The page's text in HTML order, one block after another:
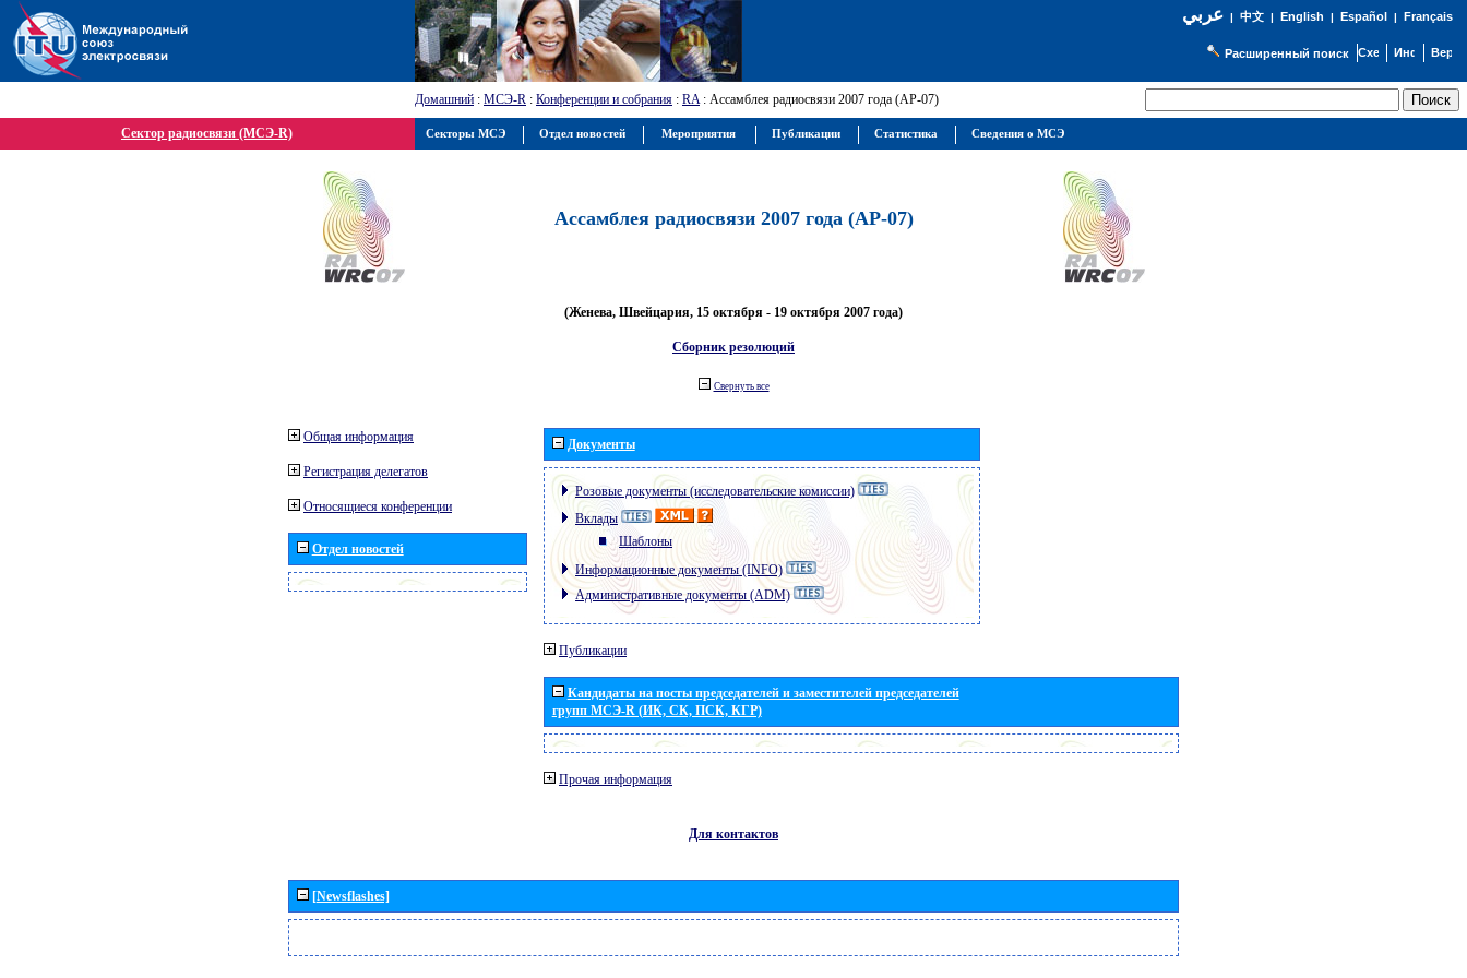
عربي| 中文| English | Español | Français
Расширенный поиск
Домашний : МСЭ-R : Конференции и собрания : RA: Ассамблея радиосвязи 2007 года (АР-07)
Сектор радиосвязи (МСЭ-R)
Ассамблея радиосвязи 2007 года (АР-07)
(Женева, Швейцария, 15 октября - 19 октября 2007 года)
Сборник резолюций
Свернуть все
Общая информация
Регистрация делегатов
Относящиеся конференции
Отдел новостей
Документы
Розовые документы (исследовательские комиссии)
Вклады
Шаблоны
Информационные документы (INFO)
Административные документы (ADM)
Публикации
Кандидаты на посты председателей и заместителей председателей
групп МСЭ-R (ИК, СК, ПСК, КГР)
Прочая информация
Для контактов
[Newsflashes]
Секторы МСЭ Отдел новостей Мероприятия Публикации Статистика Сведения о МСЭ